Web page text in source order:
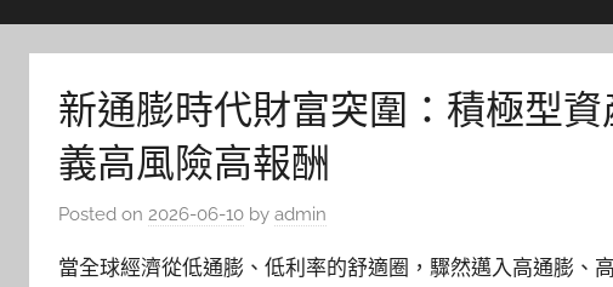
新通膨時代財富突圍：積極型
義高風險高報酬
Posted on 2026-06-10 by admin
當全球經濟從低通膨、低利率的舒適圈，驟然邁入高通膨、